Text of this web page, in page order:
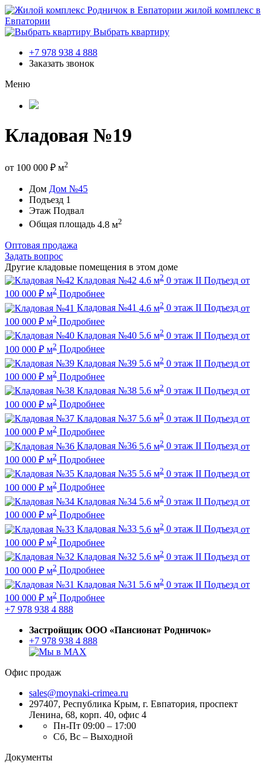
жилой комплекс в
Евпатории
Выбрать квартиру
+7 978 938 4 888
Заказать звонок
Меню
Кладовая №19
от 100 000 ₽ м2
Дом Дом №45
Подъезд 1
Этаж Подвал
Общая площадь 4.8 м2
Оптовая продажа
Задать вопрос
Другие кладовые помещения в этом доме
Кладовая №42 4.6 м2 0 этаж II Подъезд от
100 000 ₽ м2 Подробнее
Кладовая №41 4.6 м2 0 этаж II Подъезд от
100 000 ₽ м2 Подробнее
Кладовая №40 5.6 м2 0 этаж II Подъезд от
100 000 ₽ м2 Подробнее
Кладовая №39 5.6 м2 0 этаж II Подъезд от
100 000 ₽ м2 Подробнее
Кладовая №38 5.6 м2 0 этаж II Подъезд от
100 000 ₽ м2 Подробнее
Кладовая №37 5.6 м2 0 этаж II Подъезд от
100 000 ₽ м2 Подробнее
Кладовая №36 5.6 м2 0 этаж II Подъезд от
100 000 ₽ м2 Подробнее
Кладовая №35 5.6 м2 0 этаж II Подъезд от
100 000 ₽ м2 Подробнее
Кладовая №34 5.6 м2 0 этаж II Подъезд от
100 000 ₽ м2 Подробнее
Кладовая №33 5.6 м2 0 этаж II Подъезд от
100 000 ₽ м2 Подробнее
Кладовая №32 5.6 м2 0 этаж II Подъезд от
100 000 ₽ м2 Подробнее
Кладовая №31 5.6 м2 0 этаж II Подъезд от
100 000 ₽ м2 Подробнее
+7 978 938 4 888
Застройщик ООО «Пансионат Родничок»
+7 978 938 4 888
Офис продаж
sales@moynaki-crimea.ru
297407, Республика Крым, г. Евпатория, проспект
Ленина, 68, корп. 40, офис 4
Пн-Пт 09:00 – 17:00
Сб, Вс – Выходной
Документы